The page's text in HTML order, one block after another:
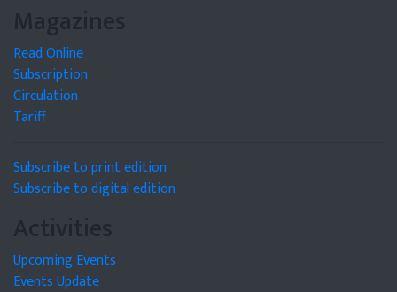
Magazines
Read Online
Subscription
Circulation
Tariff
Subscribe to print edition
Subscribe to digital edition
Activities
Upcoming Events
Events Update